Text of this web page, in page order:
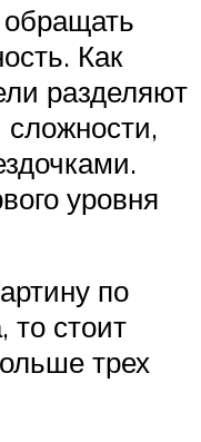
Как
разделяют
уровня
по
то стоит
трех